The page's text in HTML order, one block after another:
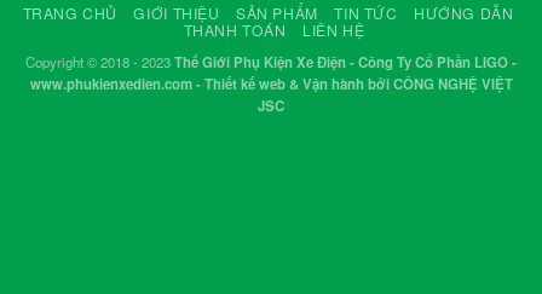
TRANG CHỦ GIỚI THIỆU SẢN PHẨM TIN TỨC
HƯỚNG DẪN
THANH TOÁN
LIÊN HỆ
Copyright © 2018 - 2023Thế Giới Phụ Kiện Xe Điện - Công Ty Cổ Phần LIGO -
www.phukienxedien.com - Thiết kế web & Vận hành bởi CÔNG NGHỆ VIỆT
JSC